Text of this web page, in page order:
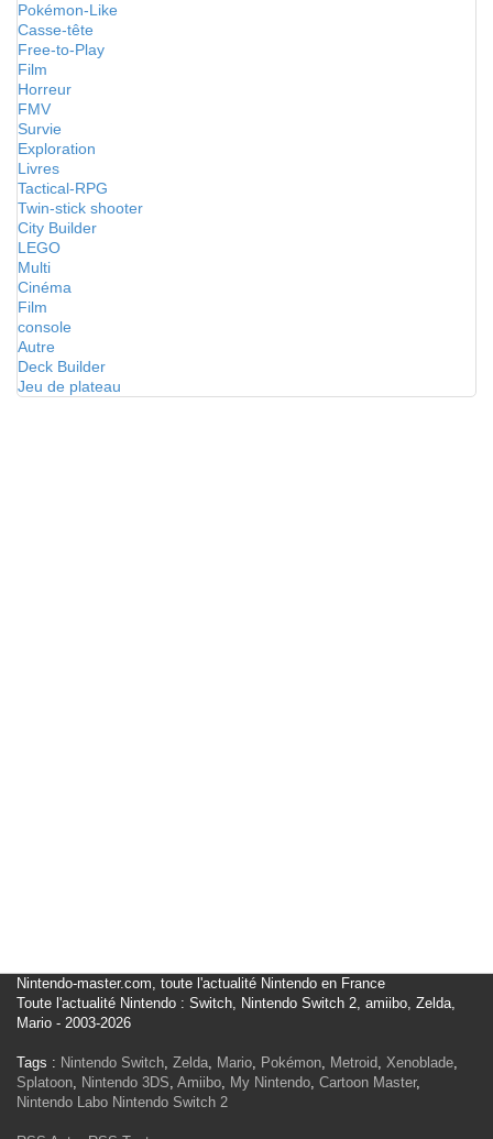
Pokémon-Like
Casse-tête
Free-to-Play
Film
Horreur
FMV
Survie
Exploration
Livres
Tactical-RPG
Twin-stick shooter
City Builder
LEGO
Multi
Cinéma
Film
console
Autre
Deck Builder
Jeu de plateau
Nintendo-master.com, toute l'actualité Nintendo en France
Toute l'actualité Nintendo : Switch, Nintendo Switch 2, amiibo, Zelda,
Mario - 2003-2026
Tags : Nintendo Switch, Zelda, Mario, Pokémon, Metroid, Xenoblade,
Splatoon, Nintendo 3DS, Amiibo, My Nintendo, Cartoon Master,
Nintendo Labo Nintendo Switch 2